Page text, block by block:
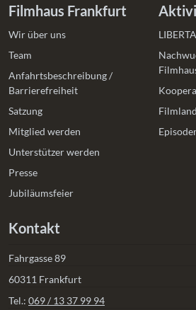
Filmhaus Frankfurt
Wir über uns
Team
Anfahrtsbeschreibung /
Barrierefreiheit
Satzung
Mitglied werden
Unterstützer werden
Presse
Jubiläumsfeier
LIBERTA
Kontakt
Fahrgasse 89
60311 Frankfurt
Tel.: 069 / 13 37 99 94